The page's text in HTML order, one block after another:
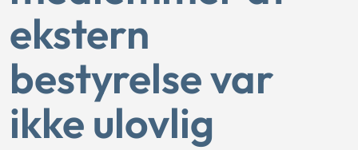
ekstern
bestyrelse var
ikke ulovlig